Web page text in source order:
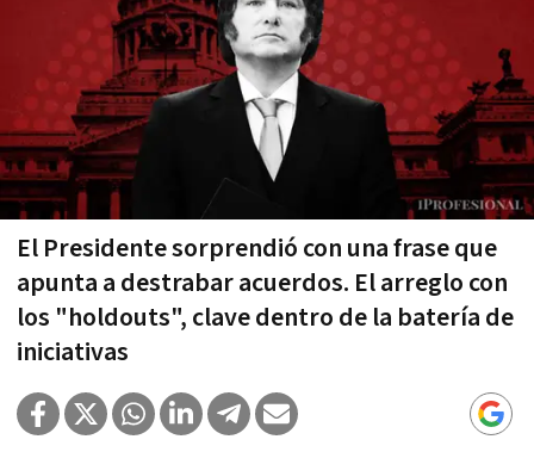
El Presidente sorprendió con una frase que
apunta a destrabar acuerdos. El arreglo con
los "holdouts", clave dentro de la batería de
iniciativas